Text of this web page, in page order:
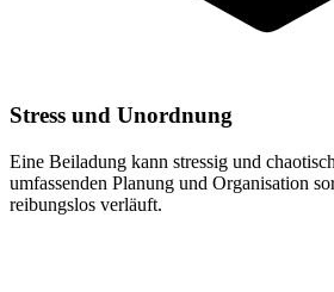
Stress und Unordnung
Eine Beiladung kann stressig und
umfassenden Planung und Organisation
reibungslos verläuft.